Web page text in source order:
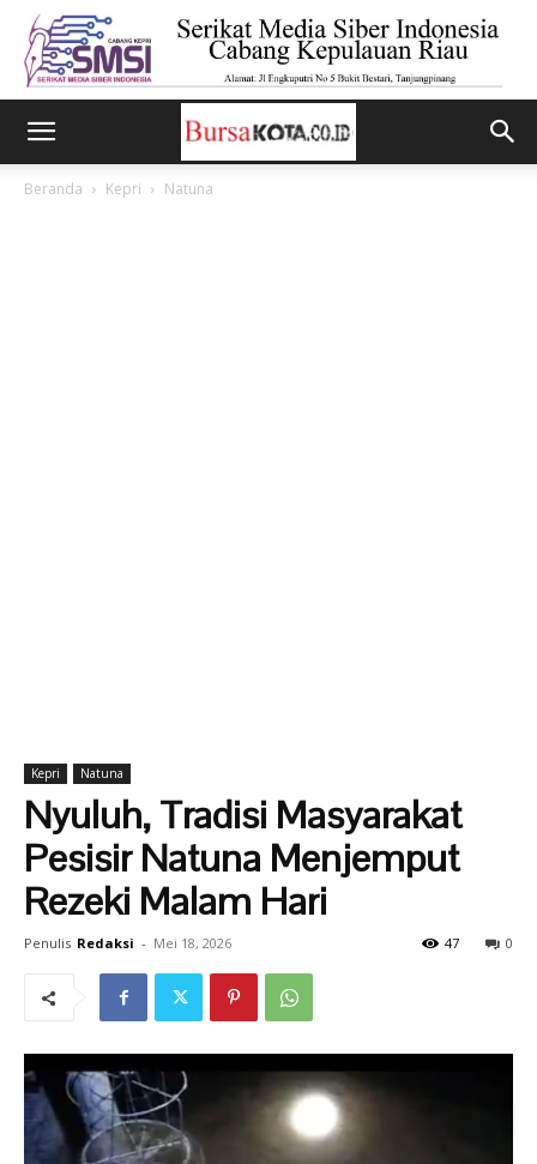
Beranda Kepri Natuna
Kepri Natuna
Nyuluh, Tradisi Masyarakat
Pesisir Natuna Menjemput
Rezeki Malam Hari
Penulis Redaksi - Mei 18, 2026 0
47